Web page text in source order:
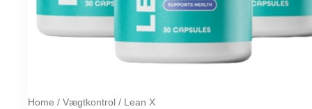
Home / Vægtkontrol / Lean X